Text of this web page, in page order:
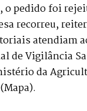
o pedido foi
recorreu,
atendiam
de Vigilância
da